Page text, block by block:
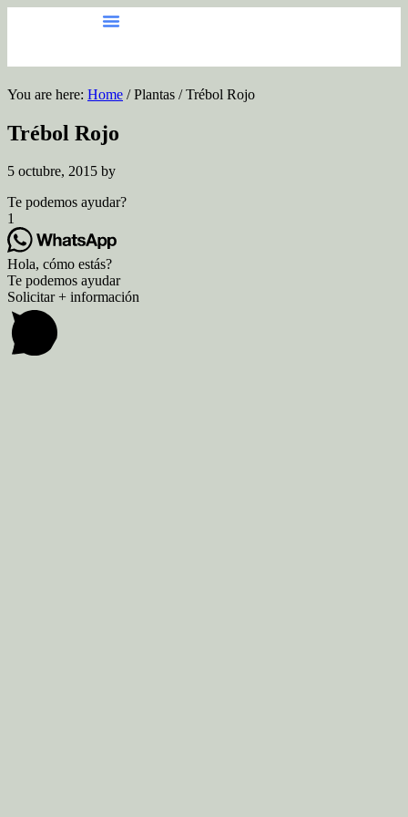
You are here: Home /Plantas /Trébol Rojo
Trébol Rojo
5 octubre, 2015 by
Te podemos ayudar?
1
Hola, cómo estás?
Te podemos ayudar
Solicitar + información